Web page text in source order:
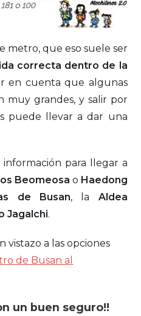
metro, que eso suele ser
correcta dentro de la
en cuenta que algunas
muy grandes, y salir por
puede llevar a dar una
información para llegar a
Beomeosa o Haedong
de Busan, la Aldea
Jagalchi.
vistazo a las opciones
de Busan al
un buen seguro!!